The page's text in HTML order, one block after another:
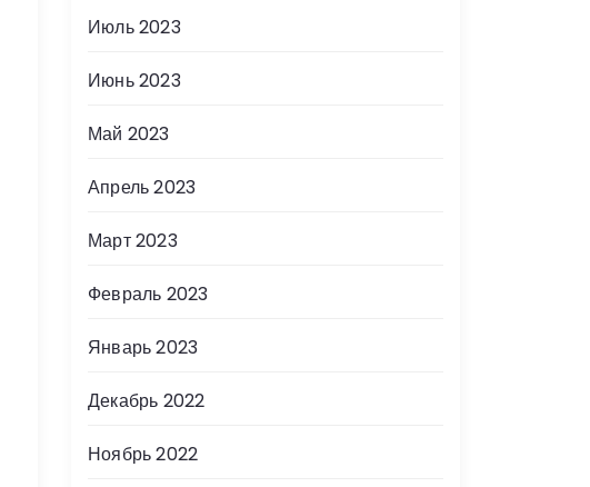
Июль 2023
Июнь 2023
Май 2023
Апрель 2023
Март 2023
Февраль 2023
Январь 2023
Декабрь 2022
Ноябрь 2022